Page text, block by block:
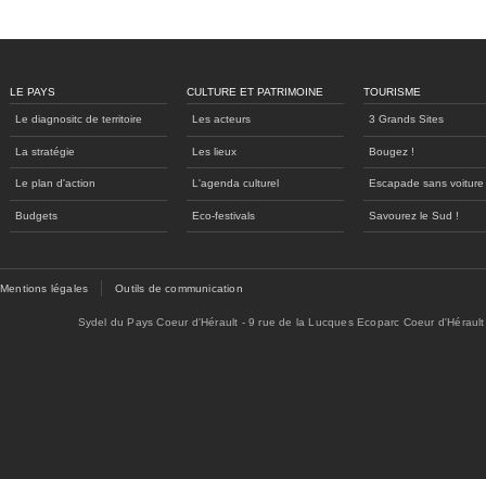
LE PAYS
Le diagnositc de territoire
La stratégie
Le plan d'action
Budgets
CULTURE ET PATRIMOINE
Les acteurs
Les lieux
L'agenda culturel
Eco-festivals
TOURISME
3 Grands Sites
Bougez !
Escapade sans voiture
Savourez le Sud !
Mentions légales Outils de communication
Sydel du Pays Coeur d'Hérault - 9 rue de la Lucques Ecoparc Coeur